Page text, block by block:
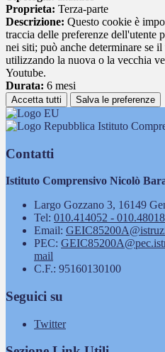
Proprieta: Terza-parte
Descrizione: Questo cookie è
traccia delle preferenze dell'utente
nei siti; può anche determinare se
utilizzando la nuova o la vecchia
Youtube.
Durata: 6 mesi
Accetta tutti Salva le preferenze
Istituto
Contatti
Istituto Comprensivo Nicolò
Largo Gozzano 3, 16149
Tel: 010.414052 -
Email:
PEC:
mail
C.F.: 95160130100
Seguici su
Twitter